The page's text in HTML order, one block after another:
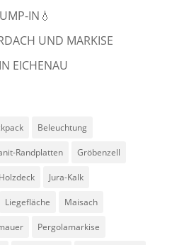
IN💧
UND MARKISE
EICHENAU
Beleuchtung
Randplatten Gröbenzell
Holzdeck Jura-Kalk
Liegefläche Maisach
Pergolamarkise